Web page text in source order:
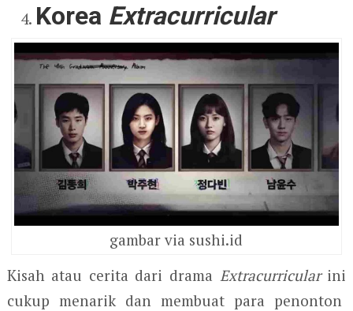
Korea Extracurricular
gambar via sushi.id
Kisah atau cerita dari drama Extracurricularini
cukup menarik dan membuat para penonton